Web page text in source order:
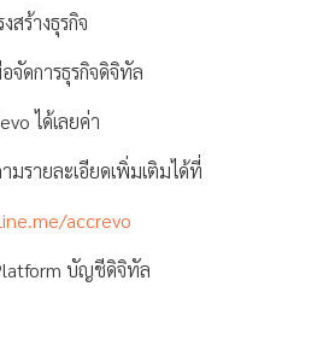
สร้างธุรกิจ
จัดการธุรกิจดิจิทัล
ได้เลยค่า
รายละเอียดเพิ่มเติมได้ที่
accrevo
บัญชีดิจิทัล